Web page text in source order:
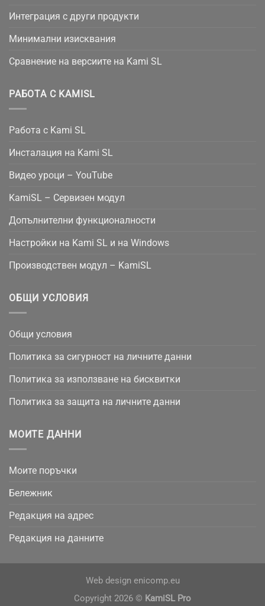
Интеграция с други продукти
Минимални изисквания
Сравнение на версиите на Kami SL
РАБОТА С KAMISL
Работа с Kami SL
Инсталация на Kami SL
Видео уроци – YouTube
KamiSL – Сервизен модул
Допълнителни функционалности
Настройки на Kami SL и на Windows
Производствен модул – KamiSL
ОБЩИ УСЛОВИЯ
Общи условия
Политика за сигурност на личните данни
Политика за използване на бисквитки
Политика за защита на личните данни
МОИТЕ ДАННИ
Моите поръчки
Бележник
Редакция на адрес
Редакция на данните
Web design enicomp.eu
Copyright 2026 © KamiSL Pro